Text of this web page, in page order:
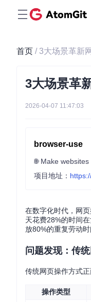
首页 / 3大场景革新
3大场景革
2026-04-07 11:47:03
browser-use
🌐 Make
项目地址：
在数字化时代，网
天花费28%的时间
放80%的重复劳动时
问题发现：传
传统网页操作方式
操作类型